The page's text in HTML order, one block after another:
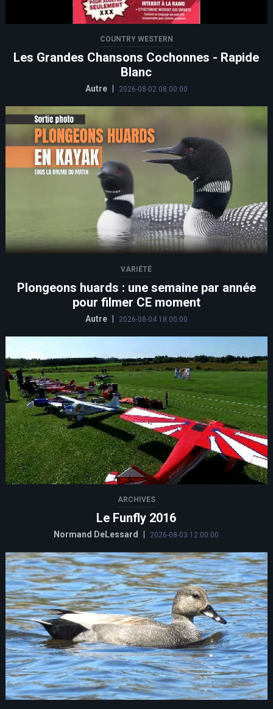
COUNTRY WESTERN
Les Grandes Chansons Cochonnes - Rapide
Blanc
Autre 2026-08-02 08:00:00
VARIÉTÉ
Plongeons huards : une semaine par année
pour filmer CE moment
Autre 2026-08-04 18:00:00
ARCHIVES
Le Funfly 2016
Normand DeLessard 2026-08-03 12:00:00